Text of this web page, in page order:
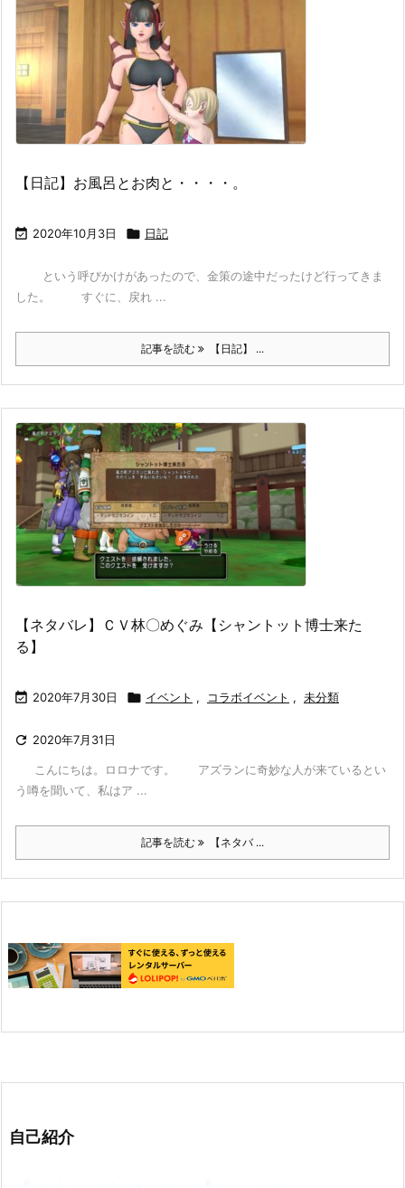
【日記】お風呂とお肉と・・・・。
 2020年10月3日  日記
という呼びかけがあったので、金策の途中だったけど行ってきま
した。 すぐに、戻れ ...
記事を読む 【日記】 ...
【ネタバレ】ＣＶ林〇めぐみ【シャントット博士来た
る】
 2020年7月30日  イベント , コラボイベント , 未分類
 2020年7月31日
こんにちは。ロロナです。 アズランに奇妙な人が来ているとい
う噂を聞いて、私はア ...
記事を読む 【ネタバ ...
自己紹介